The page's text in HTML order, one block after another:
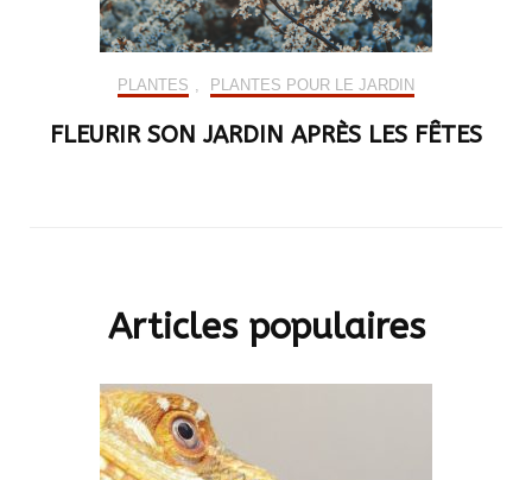
PLANTES PLANTES POUR LE JARDIN
FLEURIR SON JARDIN APRÈS LES FÊTES
Articles populaires